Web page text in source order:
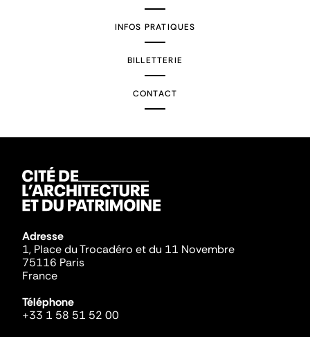
INFOS PRATIQUES
BILLETTERIE
CONTACT
Adresse
1, Place du Trocadéro et du 11 Novembre
75116 Paris
France
Téléphone
+33 1 58 51 52 00